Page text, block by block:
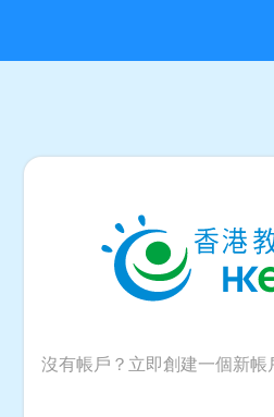
沒有帳戶？立即創建一個新帳